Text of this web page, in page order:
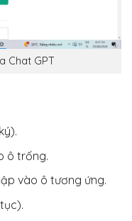
Chat GPT
ô trống.
vào ô tương ứng.